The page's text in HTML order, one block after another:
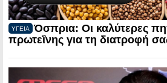
ΥΓΕΙΑ
Όσπρια: Οι καλύτερες
πρωτεΐνης για τη διατροφή